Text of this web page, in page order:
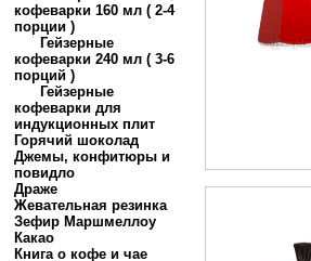
кофеварки 160 мл ( 2-4
порции )
Гейзерные
кофеварки 240 мл ( 3-6
порций )
Гейзерные
кофеварки для
индукционных плит
Горячий шоколад
Джемы, конфитюры и
повидло
Драже
Жевательная резинка
Зефир Маршмеллоу
Какао
Книга о кофе и чае